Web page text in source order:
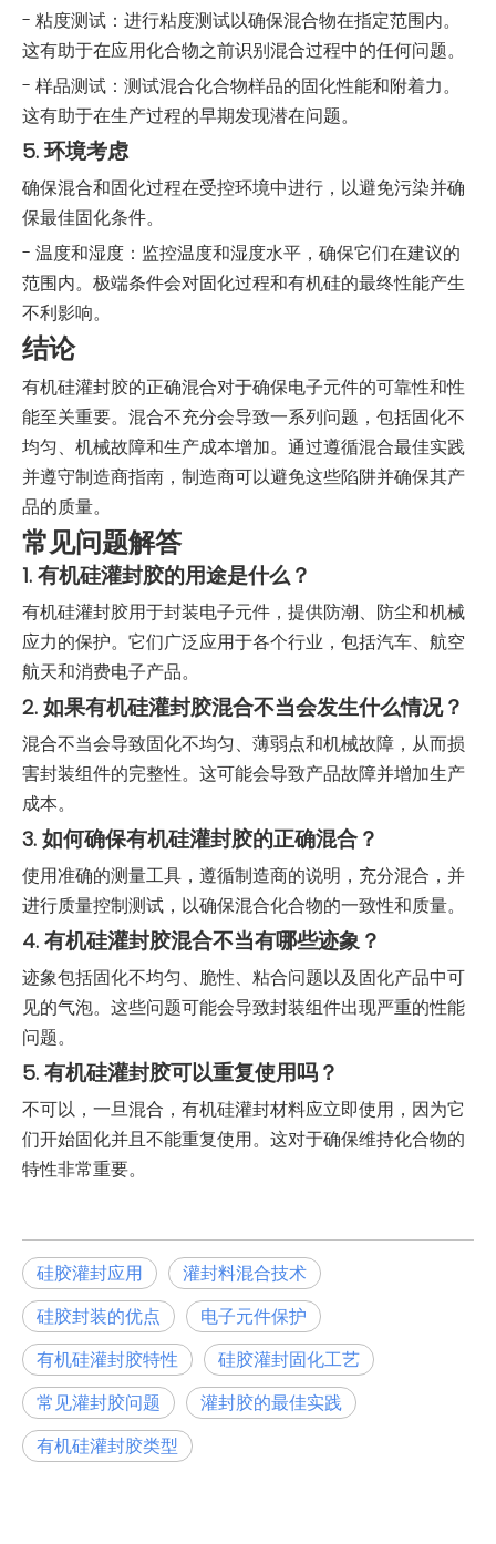
- 粘度测试：进行粘度测试以确保混合物在指定范围内。
这有助于在应用化合物之前识别混合过程中的任何问题。
- 样品测试：测试混合化合物样品的固化性能和附着力。
这有助于在生产过程的早期发现潜在问题。
5. 环境考虑
确保混合和固化过程在受控环境中进行，以避免污染并确
保最佳固化条件。
- 温度和湿度：监控温度和湿度水平，确保它们在建议的
范围内。极端条件会对固化过程和有机硅的最终性能产生
不利影响。
结论
有机硅灌封胶的正确混合对于确保电子元件的可靠性和性
能至关重要。混合不充分会导致一系列问题，包括固化不
均匀、机械故障和生产成本增加。通过遵循混合最佳实践
并遵守制造商指南，制造商可以避免这些陷阱并确保其产
品的质量。
常见问题解答
1. 有机硅灌封胶的用途是什么？
有机硅灌封胶用于封装电子元件，提供防潮、防尘和机械
应力的保护。它们广泛应用于各个行业，包括汽车、航空
航天和消费电子产品。
2. 如果有机硅灌封胶混合不当会发生什么情况？
混合不当会导致固化不均匀、薄弱点和机械故障，从而损
害封装组件的完整性。这可能会导致产品故障并增加生产
成本。
3. 如何确保有机硅灌封胶的正确混合？
使用准确的测量工具，遵循制造商的说明，充分混合，并
进行质量控制测试，以确保混合化合物的一致性和质量。
4. 有机硅灌封胶混合不当有哪些迹象？
迹象包括固化不均匀、脆性、粘合问题以及固化产品中可
见的气泡。这些问题可能会导致封装组件出现严重的性能
问题。
5. 有机硅灌封胶可以重复使用吗？
不可以，一旦混合，有机硅灌封材料应立即使用，因为它
们开始固化并且不能重复使用。这对于确保维持化合物的
特性非常重要。
硅胶灌封应用
灌封料混合技术
硅胶封装的优点
电子元件保护
有机硅灌封胶特性
硅胶灌封固化工艺
常见灌封胶问题
灌封胶的最佳实践
有机硅灌封胶类型